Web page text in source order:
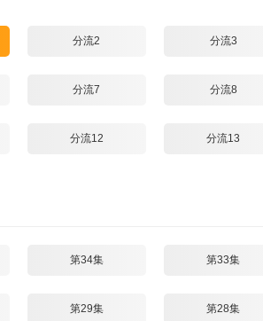
分流2 分流3
分流7 分流8
分流12 分流13
第34集 第33集
第29集 第28集